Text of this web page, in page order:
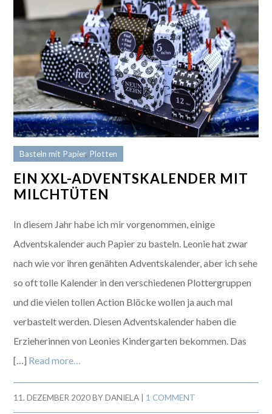
Basteln mit Papier, Plotten
EIN XXL-ADVENTSKALENDER MIT
MILCHTÜTEN
In diesem Jahr habe ich mir vorgenommen, einige
Adventskalender auch Papier zu basteln. Leonie hat zwar
nach wie vor ihren genähten Adventskalender, aber ich sehe
so oft tolle Kalender in den verschiedenen Plottergruppen
und die vielen tollen Action Blöcke wollen ja auch mal
verbastelt werden. Diesen Adventskalender haben die
Erzieherinnen von Leonies Kindergarten bekommen. Das
[…] Read more…
11. DEZEMBER 2020BYDANIELA 1 COMMENT